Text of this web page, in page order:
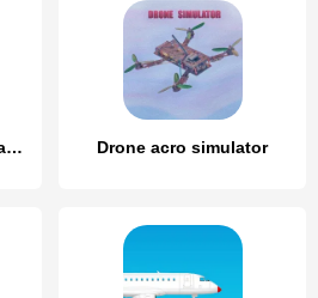
Drone Strike Military War 3D Drone acro simulator